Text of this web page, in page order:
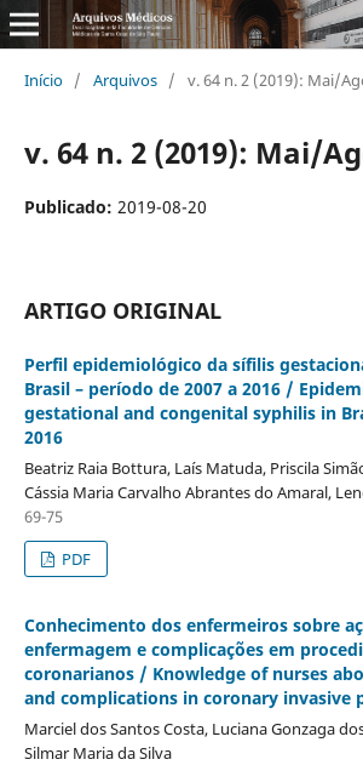
Início / Arquivos / v. 64 n. 2 (2019): Mai/
v. 64 n. 2 (2019): Mai/
Publicado: 2019-08-20
ARTIGO ORIGINAL
Perfil epidemiológico da sí­filis
Brasil – perí­odo de 2007 a 2016 /
gestational and congenital syphilis in
2016
Beatriz Raia Bottura, Laí­s Matuda, Priscila
Cássia Maria Carvalho Abrantes do Amaral,
69-75
PDF
Conhecimento dos enfermeiros sobre
enfermagem e complicações em
coronarianos / Knowledge of nurses
and complications in coronary invasive
Marciel dos Santos Costa, Luciana Gonzaga
Silmar Maria da Silva